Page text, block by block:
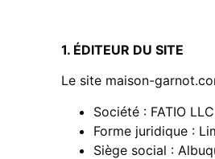
1. ÉDITEUR DU SITE
Le site maison-
Société : FATIO LLC
Forme juridique :
Siège social :